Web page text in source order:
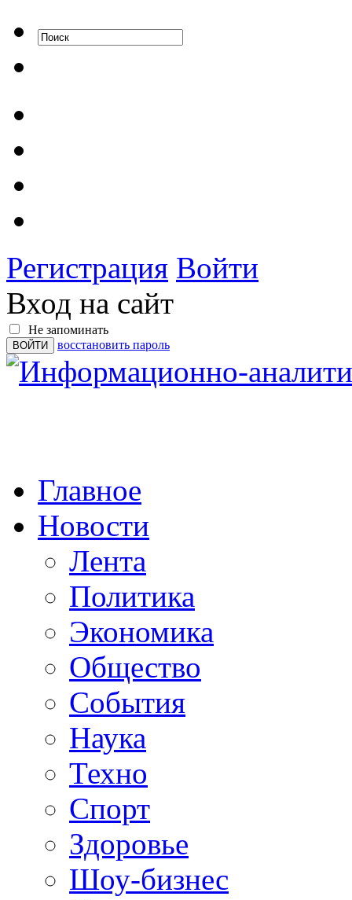
Регистрация Войти
Вход на сайт
Не запоминать
восстановить пароль
Главное
Новости
Лента
Политика
Экономика
Общество
События
Наука
Техно
Спорт
Здоровье
Шоу-бизнес